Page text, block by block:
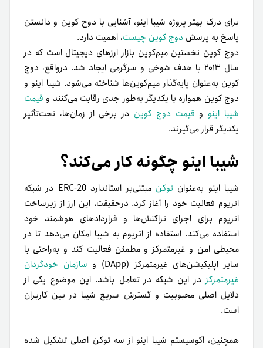
برای درک بهتر پروژه شیبا اینو، آشنایی با دوج کوین و دانستن
پاسخ به پرسش دوج کوین چیست، اهمیت دارد.
دوج کوین نخستین میم‌کوین بازار ارزهای دیجیتال است که در
سال ۲۰۱۳ با هدف شوخی و سرگرمی ایجاد شد. درواقع، دوج
کوین به‌عنوان پایه‌گذار میم‌کوین‌ها شناخته می‌شود. شیبا اینو و
دوج کوین همواره با یکدیگر به‌طور جدی رقابت می‌کنند و قیمت
شیبا اینو و قیمت دوج کوین در برخی از زمان‌ها، تحت‌تأثیر
یکدیگر قرار می‌گیرند.
شیبا اینو چگونه کار می‌کند؟
شیبا اینو به‌عنوانتوکن
مبتنی‌بر استاندارد ERC-20 در شبکه
اتریوم فعالیت خود را آغاز کرد. درحقیقت، این ارز از زیرساخت
اتریوم برای اجرای تراکنش‌ها و قراردادهای هوشمند خود
استفاده می‌کند. استفاده از اتریوم به شیبا امکان می‌دهد تا در
محیطی امن و غیرمتمرکز و مطمئن فعالیت کند و به‌راحتی با
سایر اپلیکیشن‌های غیرمتمرکز (DApp) و
سازمان خودگردان
غیرمتمرکز در این شبکه در تعامل باشد. این موضوع یکی از
دلایل اصلی محبوبیت و گسترش سریع شیبا در بین کاربران
است.
همچنین، اکوسیستم شیبا اینو از سه توکن اصلی تشکیل شده